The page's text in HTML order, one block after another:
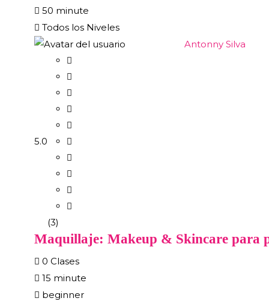
50 minute
Todos los Niveles
Antonny Silva
5.0
(3)
Maquillaje: Makeup & Skincare para
0 Clases
15 minute
beginner